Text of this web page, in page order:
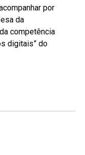
por
da
competência
digitais” do